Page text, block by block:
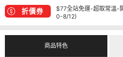
折價券
$77全站免運-超取常溫-
0-8/12)
商品特色